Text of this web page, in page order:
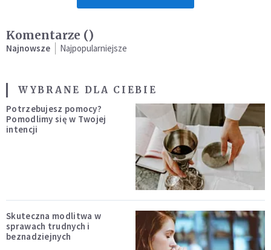
Komentarze ()
Najnowsze Najpopularniejsze
WYBRANE DLA CIEBIE
Potrzebujesz pomocy?
Pomodlimy się w Twojej
intencji
Skuteczna modlitwa w
sprawach trudnych i
beznadziejnych